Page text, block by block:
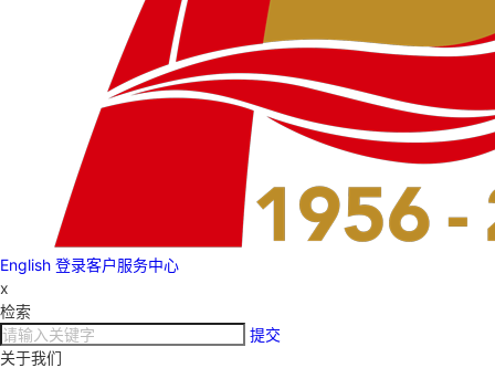
English 登录客户服务中心
x
检索
提交
关于我们